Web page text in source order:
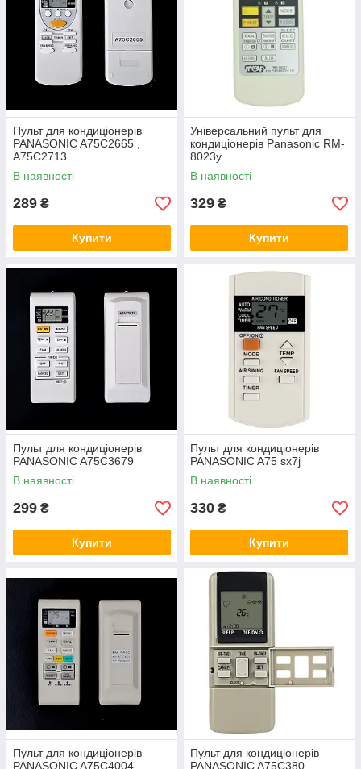
ПУЛЬТ ДЛЯ КОНДИЦІОНЕРІВ
PANASONIC A75C3679
Пристрій підходить для керування 12
моделями марки Панасоня. Вирізняється
сумісністю із 6 пультами інших моделей,
може їх замінити. Живлення від батарейок.
Зробити замовлення
4 ПРИЧИНИ КУПИТИ САМЕ В
ЦІНА
Пульт для кондиціонерів
PANASONIC A75C2665 ,
A75C2713
В наявності
289 ₴
Купити
Універсальний пульт для
кондиціонерів Panasonic RM-
8023y
В наявності
329 ₴
Купити
Пульт для кондиціонерів
PANASONIC A75C3679
В наявності
299 ₴
Купити
Пульт для кондиціонерів
PANASONIC A75 sx7j
В наявності
330 ₴
Купити
Пульт для кондиціонерів
PANASONIC A75C4004
Пульт для кондиціонерів
PANASONIC A75C380